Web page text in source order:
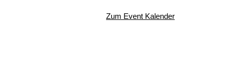
Zum Event Kalender